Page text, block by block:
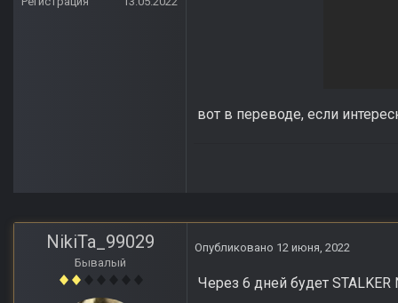
вот в переводе, если
NikiTa_99029
Бывалый
Опубликовано 12 июня, 2022
Через 6 дней будет STALKER